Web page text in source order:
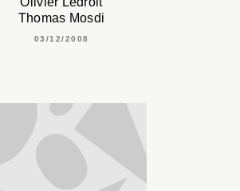
Thomas Mosdi
03/12/2008